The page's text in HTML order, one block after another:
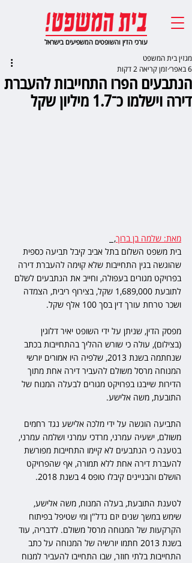
עורכי הדין והשופטים המשפיעים בישראל
הנתבעים הפרו התחייבות להעברת
דירה וישלמו כ־1.7 מיליון שקל
מגזין בית המשפט
6 באפר׳
זמן קריאה 2 דקות
מאת: שלמה בן ברוך,
בית משפט השלום בתל אביב קיבל תביעה כספית
שהוגשה בגין התחייבות שלא קוימה להעברת דירה
בפרויקט מגורים בעפולה, וחייב את הנתבעים לשלם
לתובעת 1,689,000 שקל, בצירוף ריבית, הצמדה
ושכר טרחת עורך דין בסך 100 אלף שקל.
מפסק הדין, שניתן על ידי השופט יאיר דלוגין
(בצילום), עולה כי שורש ההליך בהתחייבות בכתב
שנחתמה בשנת 2013, שלפיה היו אמורים יורשי
המנוחה מרסל משולם להעביר דירה אחת מתוך
הדירות שייבנו בפרויקט מגורים לבעלה המנוח של
התובעת, משה אלישע.
התביעה הוגשה על ידי מלכה אלישע נגד רחמים
משולם, ישעיה עמרני, מרדכי עמרני ושלמה עמרני,
בטענה כי הנתבעים לא קיימו התחייבות מפורשת
להעברת דירה אחת ללא תמורה, אף שהפרויקט
הושלם והבניינים קיבלו טופס 4 בשנת 2018.
לטענת התובעת, בעלה המנוח, משה אלישע,
שימש במשך שנים יזם נדל"ן ומי שטיפל בפיתוח
הקרקעות של המנוחה מרסל משולם. לדבריה, עוד
בשנת 2013 חתמו יורשיה של המנוחה על כתב
התחייבות בלתי חוזר, שבו התחייבו להעביר למנוח